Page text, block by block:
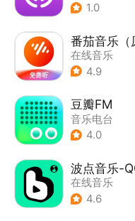
1.0
在线音乐
4.9
豆瓣FM
音乐电台
4.0
在线音乐
4.6